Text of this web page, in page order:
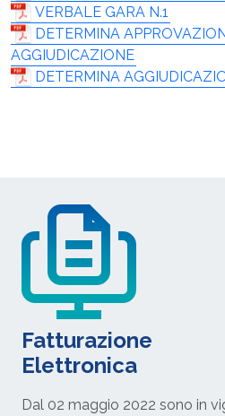
VERBALE GARA N.1
DETERMINA
AGGIUDICAZIONE
DETERMINA
Fatturazione
Elettronica
Dal 02 maggio 2022 sono in